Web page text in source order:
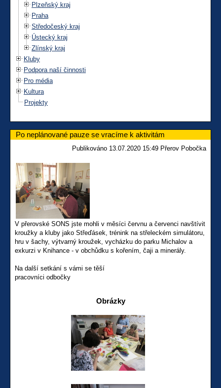
Plzeňský kraj
Praha
Středočeský kraj
Ústecký kraj
Zlínský kraj
Kluby
Podpora naší činnosti
Pro média
Kultura
Projekty
Po neplánované pauze se vracíme k aktivitám
Publikováno 13.07.2020 15:49 Přerov Pobočka
V přerovské SONS jste mohli v měsíci červnu a červenci navštívit
kroužky a kluby jako Střeďásek, trénink na střeleckém simulátoru,
hru v šachy, výtvarný kroužek, vycházku do parku Michalov a
exkurzi v Knihance - v obchůdku s kořením, čaji a minerály.
Na další setkání s vámi se těší
pracovníci odbočky
Obrázky